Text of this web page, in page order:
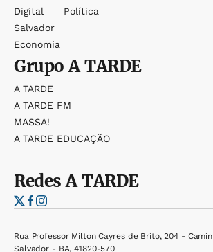
Digital
Salvador
Economia
Política
GrupoA TARDE
A TARDE
A TARDE FM
MASSA!
A TARDE EDUCAÇÃO
RedesA TARDE
Rua Professor Milton Cayres de Brito, 204 -
Salvador - BA, 41820-570